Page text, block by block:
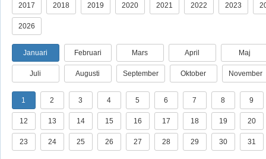
2017 2018 2019 2020 2021 2022 2023
2026
Januari Februari Mars April Maj
Juli Augusti September Oktober November
1 2 3 4 5 6 7 8 9
12 13 14 15 16 17 18 19 20
23 24 25 26 27 28 29 30 31